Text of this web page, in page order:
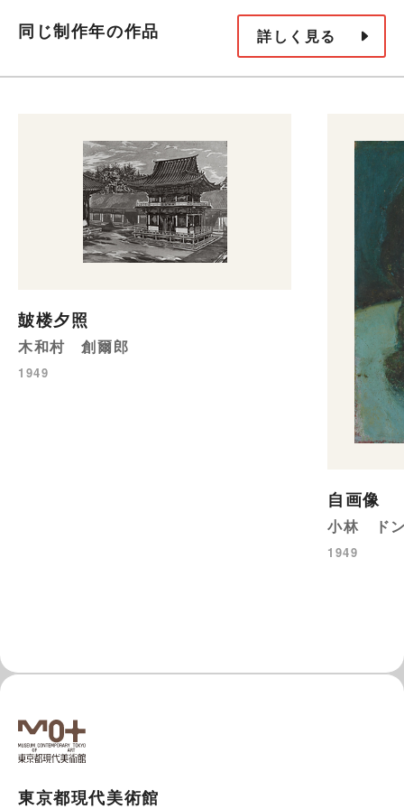
同じ制作年の作品 詳しく見る
皷楼夕照
木和村 創爾郎
1949
自画像
小林 ド
1949
東京都現代美術館